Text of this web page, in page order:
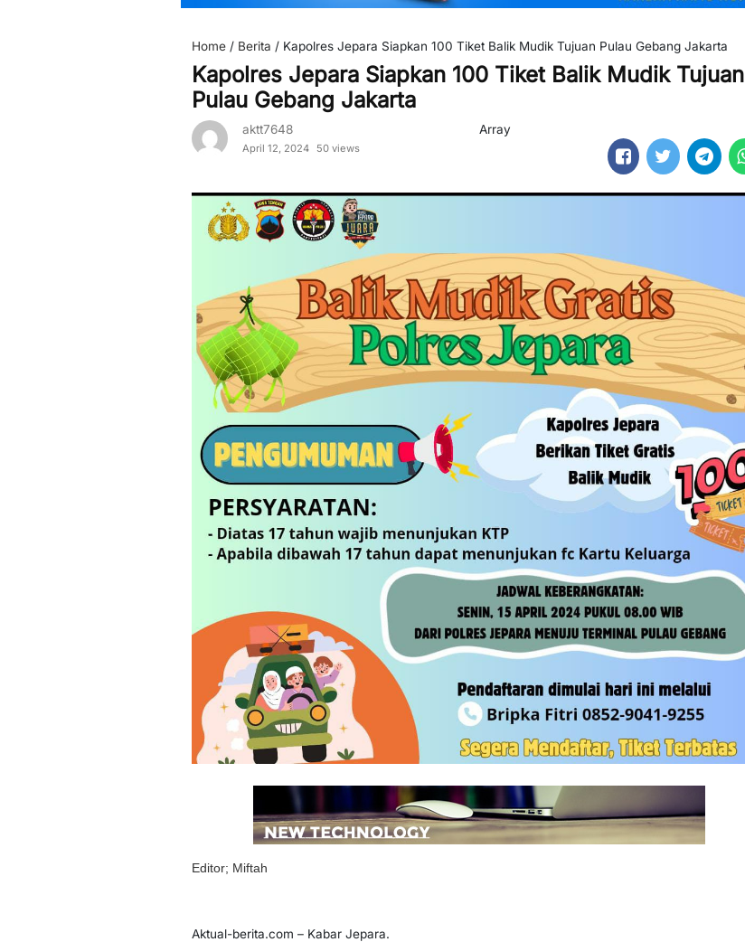
Home / Berita / Kapolres Jepara Siapkan 100 Tiket Balik Mudik Tujuan Pulau Gebang Jakarta
Kapolres Jepara Siapkan 100 Tiket Balik Mudik Tujuan
Pulau Gebang Jakarta
aktt7648
April 12, 2024 50 views
Array
Editor; Miftah
Aktual-berita.com – Kabar Jepara.